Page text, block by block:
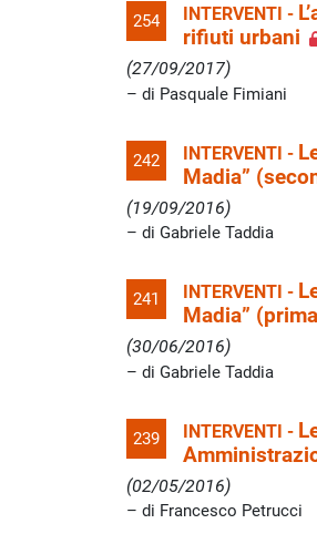
254 INTERVENTI -
rifiuti urbani
(27/09/2017)
di Pasquale Fimiani
242 INTERVENTI -
Madia”
(19/09/2016)
di Gabriele Taddia
241 INTERVENTI -
Madia”
(30/06/2016)
di Gabriele Taddia
239 INTERVENTI -
(02/05/2016)
di Francesco Petrucci